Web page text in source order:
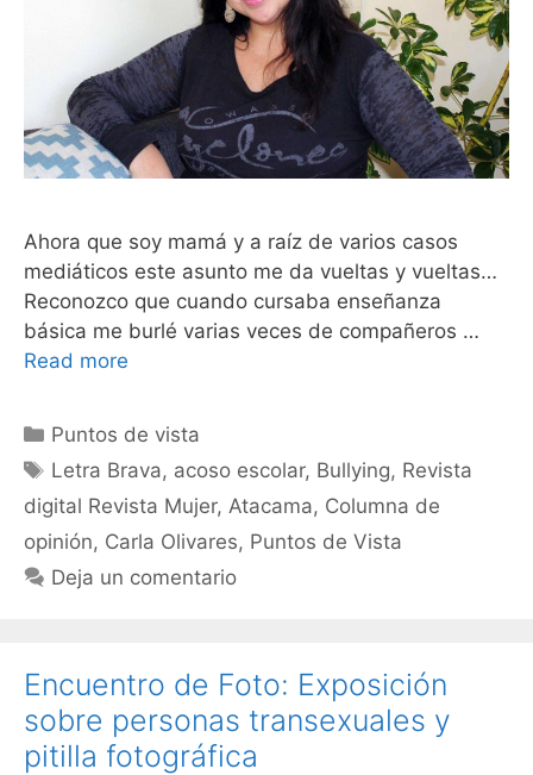
Ahora que soy mamá y a raíz de varios casos
mediáticos este asunto me da vueltas y vueltas…
Reconozco que cuando cursaba enseñanza
básica me burlé varias veces de compañeros …
Read more
Puntos de vista
Letra Brava, acoso escolar, Bullying, Revista
digital Revista Mujer, Atacama, Columna de
opinión, Carla Olivares, Puntos de Vista
Deja un comentario
Encuentro de Foto: Exposición
sobre personas transexuales y
pitilla fotográfica